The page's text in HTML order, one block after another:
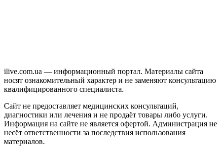
ilive.com.ua — информационный портал. Материалы сайта
носят ознакомительный характер и не заменяют консультацию
квалифицированного специалиста.
Сайт не предоставляет медицинских консультаций,
диагностики или лечения и не продаёт товары либо услуги.
Информация на сайте не является офертой. Администрация не
несёт ответственности за последствия использования
материалов.